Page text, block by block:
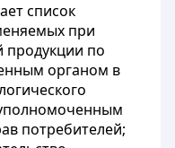
список
при
продукции по
органом в
потребителей;